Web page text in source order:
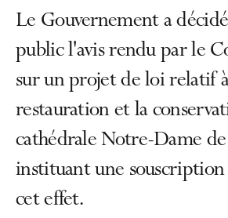
Le Gouvernement a
public l'avis rendu par le
sur un projet de loi relatif
restauration et la
cathédrale Notre-Dame
instituant une
cet effet.